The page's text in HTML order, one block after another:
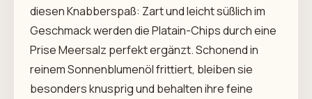
diesen Knabberspaß: Zart und leicht süßlich im
Geschmack werden die Platain-Chips durch eine
Prise Meersalz perfekt ergänzt. Schonend in
reinem Sonnenblumenöl frittiert, bleiben sie
besonders knusprig und behalten ihre feine